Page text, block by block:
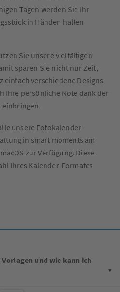
Tagen werden Sie Ihr
in Händen halten
Sie unsere vielfältigen
sparen Sie nicht nur Zeit,
einfach verschiedene Designs
Ihre persönliche Note dank der
einbringen.
unsere Fotokalender-
in smart moments am
zur Verfügung. Diese
Ihres Kalender-Formates
und wie kann ich